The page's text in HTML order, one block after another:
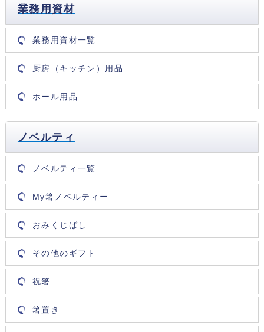
業務用資材
業務用資材一覧
厨房（キッチン）用品
ホール用品
ノベルティ
ノベルティ一覧
My箸ノベルティー
おみくじばし
その他のギフト
祝箸
箸置き